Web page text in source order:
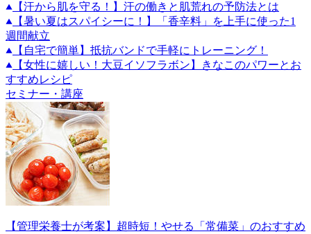
【汗から肌を守る！】汗の働きと肌荒れの予防法とは
【暑い夏はスパイシーに！】「香辛料」を上手に使った1
週間献立
【自宅で簡単】抵抗バンドで手軽にトレーニング！
【女性に嬉しい！大豆イソフラボン】きなこのパワーとお
すすめレシピ
セミナー・講座
【管理栄養士が考案】超時短！やせる「常備菜」のおすすめ